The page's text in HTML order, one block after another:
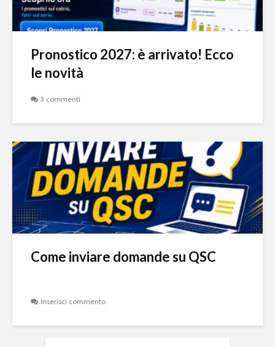
Pronostico 2027: è arrivato! Ecco
le novità
3 commenti
Come inviare domande su QSC
Inserisci commento